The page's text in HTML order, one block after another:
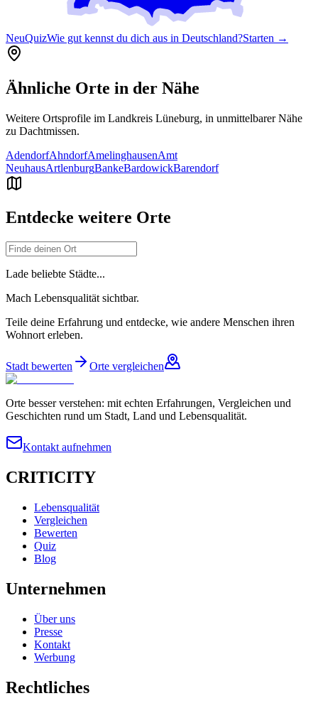
NeuQuizWie gut kennst du dich aus in Deutschland?Starten →
Ähnliche Orte in der Nähe
Weitere Ortsprofile im Landkreis Lüneburg, in unmittelbarer Nähe
zu Dachtmissen.
AdendorfAhndorfAmelinghausenAmt
NeuhausArtlenburgBankeBardowickBarendorf
Entdecke weitere Orte
Lade beliebte Städte...
Mach Lebensqualität sichtbar.
Teile deine Erfahrung und entdecke, wie andere Menschen ihren
Wohnort erleben.
Stadt bewerten Orte vergleichen
Orte besser verstehen: mit echten Erfahrungen, Vergleichen und
Geschichten rund um Stadt, Land und Lebensqualität.
Kontakt aufnehmen
CRITICITY
Lebensqualität
Vergleichen
Bewerten
Quiz
Blog
Unternehmen
Über uns
Presse
Kontakt
Werbung
Rechtliches